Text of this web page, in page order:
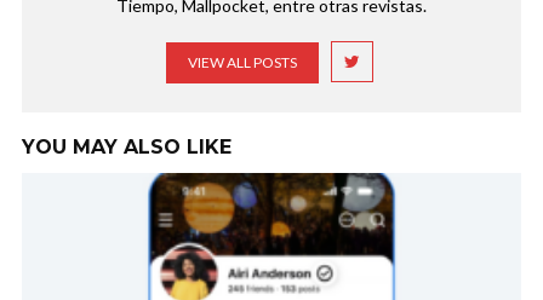
Tiempo, Mallpocket, entre otras revistas.
VIEW ALL POSTS
YOU MAY ALSO LIKE